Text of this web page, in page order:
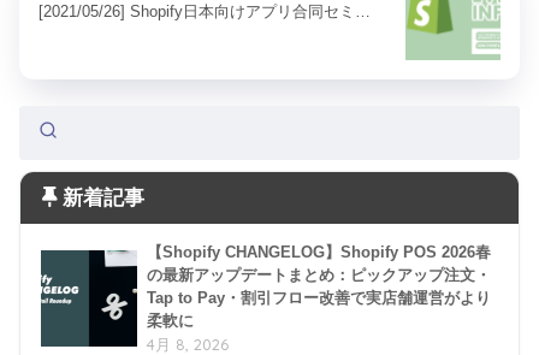
[2021/05/26] Shopify日本向けアプリ合同セミ…
新着記事
【Shopify CHANGELOG】Shopify POS 2026春
の最新アップデートまとめ：ピックアップ注文・
Tap to Pay・割引フロー改善で実店舗運営がより
柔軟に
4月 8, 2026